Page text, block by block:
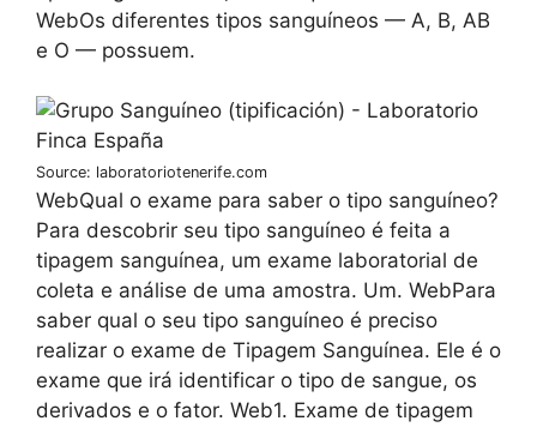
WebOs diferentes tipos sanguíneos — A, B, AB
e O — possuem.
Source: laboratoriotenerife.com
WebQual o exame para saber o tipo sanguíneo?
Para descobrir seu tipo sanguíneo é feita a
tipagem sanguínea, um exame laboratorial de
coleta e análise de uma amostra. Um. WebPara
saber qual o seu tipo sanguíneo é preciso
realizar o exame de Tipagem Sanguínea. Ele é o
exame que irá identificar o tipo de sangue, os
derivados e o fator. Web1. Exame de tipagem